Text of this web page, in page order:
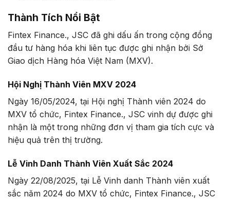
Thành Tích Nổi Bật
Fintex Finance., JSC đã ghi dấu ấn trong cộng đồng
đầu tư hàng hóa khi liên tục được ghi nhận bởi Sở
Giao dịch Hàng hóa Việt Nam (MXV).
Hội Nghị Thành Viên MXV 2024
Ngày 16/05/2024, tại Hội nghị Thành viên 2024 do
MXV tổ chức, Fintex Finance., JSC vinh dự được ghi
nhận là một trong những đơn vị tham gia tích cực và
hiệu quả trên thị trường.
Lễ Vinh Danh Thành Viên Xuất Sắc 2024
Ngày 22/08/2025, tại Lễ Vinh danh Thành viên xuất
sắc năm 2024 do MXV tổ chức, Fintex Finance., JSC